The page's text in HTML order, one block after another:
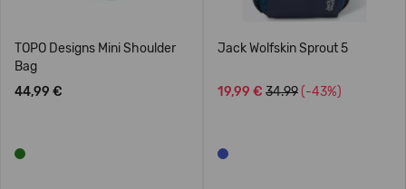
TOPO Designs Mini Shoulder
Bag
44,99 €
Jack Wolfskin Sprout 5
19,99 € 34.99 (-43%)